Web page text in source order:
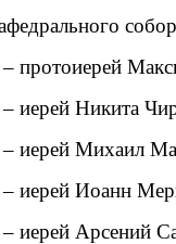
протоиерей
иерей Никита
– иерей Михаил
иерей Иоанн
иерей Арсений